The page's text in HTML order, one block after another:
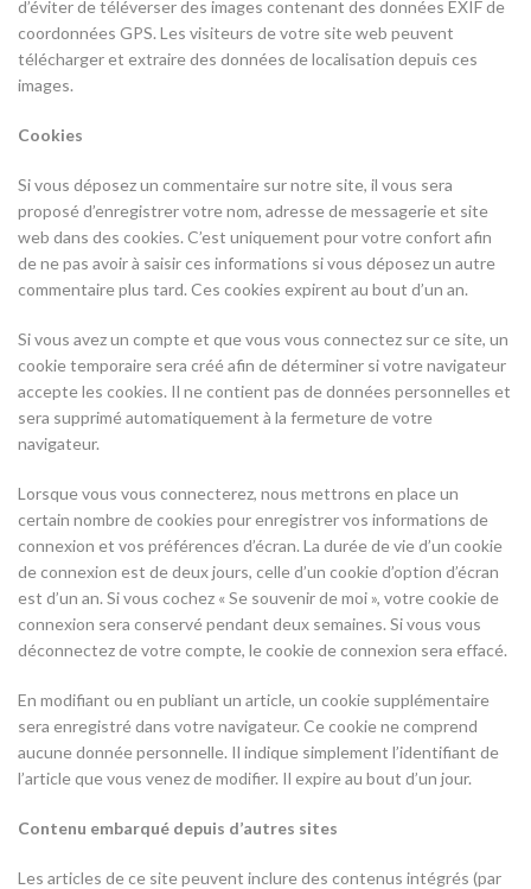
d’éviter de téléverser des images contenant des données EXIF de
coordonnées GPS. Les visiteurs de votre site web peuvent
télécharger et extraire des données de localisation depuis ces
images.
Cookies
Si vous déposez un commentaire sur notre site, il vous sera
proposé d’enregistrer votre nom, adresse de messagerie et site
web dans des cookies. C’est uniquement pour votre confort afin
de ne pas avoir à saisir ces informations si vous déposez un autre
commentaire plus tard. Ces cookies expirent au bout d’un an.
Si vous avez un compte et que vous vous connectez sur ce site, un
cookie temporaire sera créé afin de déterminer si votre navigateur
accepte les cookies. Il ne contient pas de données personnelles et
sera supprimé automatiquement à la fermeture de votre
navigateur.
Lorsque vous vous connecterez, nous mettrons en place un
certain nombre de cookies pour enregistrer vos informations de
connexion et vos préférences d’écran. La durée de vie d’un cookie
de connexion est de deux jours, celle d’un cookie d’option d’écran
est d’un an. Si vous cochez « Se souvenir de moi », votre cookie de
connexion sera conservé pendant deux semaines. Si vous vous
déconnectez de votre compte, le cookie de connexion sera effacé.
En modifiant ou en publiant un article, un cookie supplémentaire
sera enregistré dans votre navigateur. Ce cookie ne comprend
aucune donnée personnelle. Il indique simplement l’identifiant de
l’article que vous venez de modifier. Il expire au bout d’un jour.
Contenu embarqué depuis d’autres sites
Les articles de ce site peuvent inclure des contenus intégrés (par